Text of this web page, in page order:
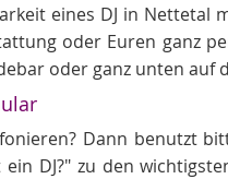
eines DJ in
oder Euren ganz
oder ganz unten auf
Dann benutzt
ein DJ?" zu den